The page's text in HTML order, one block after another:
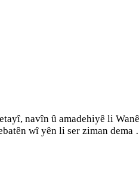
navîn û amadehiyê li
wî yên li ser ziman dema